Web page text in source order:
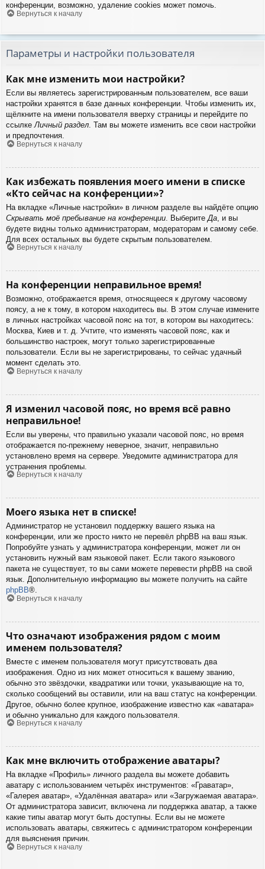
конференции, возможно, удаление cookies может помочь.
Вернуться к началу
Параметры и настройки пользователя
Как мне изменить мои настройки?
Если вы являетесь зарегистрированным пользователем, все ваши
настройки хранятся в базе данных конференции. Чтобы изменить их,
щёлкните на имени пользователя вверху страницы и перейдите по
ссылкеЛичный раздел. Там вы можете изменить все свои настройки
и предпочтения.
Вернуться к началу
Как избежать появления моего имени в списке
«Кто сейчас на конференции»?
На вкладке «Личные настройки» в личном разделе вы найдёте опцию
Скрывать моё пребывание на конференции . Выберите Да , и вы
будете видны только администраторам, модераторам и самому себе.
Для всех остальных вы будете скрытым пользователем.
Вернуться к началу
На конференции неправильное время!
Возможно, отображается время, относящееся к другому часовому
поясу, а не к тому, в котором находитесь вы. В этом случае измените
в личных настройках часовой пояс на тот, в котором вы находитесь:
Москва, Киев и т. д. Учтите, что изменять часовой пояс, как и
большинство настроек, могут только зарегистрированные
пользователи. Если вы не зарегистрированы, то сейчас удачный
момент сделать это.
Вернуться к началу
Я изменил часовой пояс, но время всё равно
неправильное!
Если вы уверены, что правильно указали часовой пояс, но время
отображается по-прежнему неверное, значит, неправильно
установлено время на сервере. Уведомите администратора для
устранения проблемы.
Вернуться к началу
Моего языка нет в списке!
Администратор не установил поддержку вашего языка на
конференции, или же просто никто не перевёл phpBB на ваш язык.
Попробуйте узнать у администратора конференции, может ли он
установить нужный вам языковой пакет. Если такого языкового
пакета не существует, то вы сами можете перевести phpBB на свой
язык. Дополнительную информацию вы можете получить на сайте
phpBB®.
Вернуться к началу
Что означают изображения рядом с моим
именем пользователя?
Вместе с именем пользователя могут присутствовать два
изображения. Одно из них может относиться к вашему званию,
обычно это звёздочки, квадратики или точки, указывающие на то,
сколько сообщений вы оставили, или на ваш статус на конференции.
Другое, обычно более крупное, изображение известно как «аватара»
и обычно уникально для каждого пользователя.
Вернуться к началу
Как мне включить отображение аватары?
На вкладке «Профиль» личного раздела вы можете добавить
аватару с использованием четырёх инструментов: «Граватар»,
«Галерея аватар», «Удалённая аватара» или «Загружаемая аватара».
От администратора зависит, включена ли поддержка аватар, а также
какие типы аватар могут быть доступны. Если вы не можете
использовать аватары, свяжитесь с администратором конференции
для выяснения причин.
Вернуться к началу